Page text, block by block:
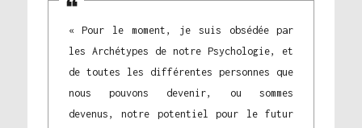
« Pour le moment, je suis obsédée par
les Archétypes de notre Psychologie, et
de toutes les différentes personnes que
nous pouvons devenir, ou sommes
devenus, notre potentiel pour le futur